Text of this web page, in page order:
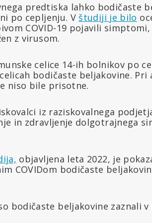
predtiska lahko bodičaste
po cepljenju. V študiji je bilo
COVID-19 pojavili
z virusom.
celice 14-ih bolnikov po
bodičaste beljakovine.
niso bile prisotne.
iz raziskovalnega
in zdravljenje dolgotrajnega
objavljena leta 2022, je
COVIDom bodičaste
bodičaste beljakovine zaznali